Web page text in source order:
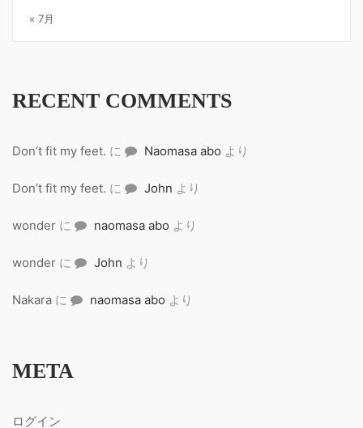
« 7月
RECENT COMMENTS
Don’t fit my feet. に Naomasa abo より
Don’t fit my feet. に John より
wonder に naomasa abo より
wonder に John より
Nakara に naomasa abo より
META
ログイン